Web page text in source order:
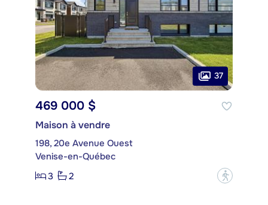
37
469 000 $
Maison à vendre
198, 20e Avenue Ouest
Venise-en-Québec
3
2 ?